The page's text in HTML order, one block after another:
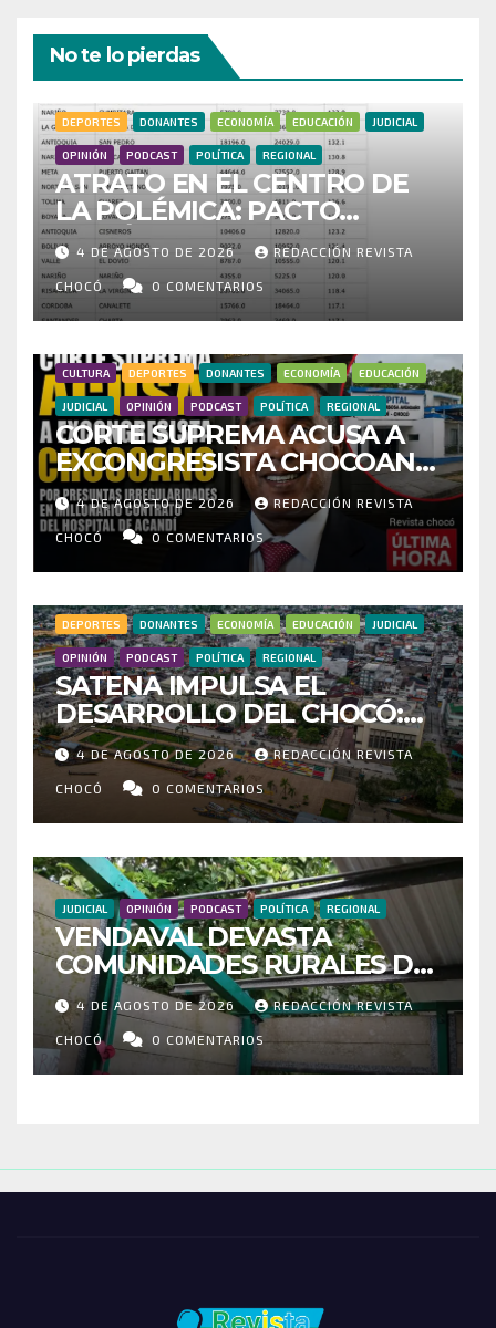
No te lo pierdas
DEPORTES DONANTES ECONOMÍA EDUCACIÓN JUDICIAL
OPINIÓN PODCAST POLÍTICA REGIONAL
ATRATO EN EL CENTRO DE
LA POLÉMICA: PACTO
HISTÓRICO CUESTIONA
CENSO ELECTORAL Y PIDE
INVESTIGAR PRESUNTO
FRAUDE
4 DE AGOSTO DE 2026 REDACCIÓN REVISTA
CHOCÓ 0 COMENTARIOS
CULTURA DEPORTES DONANTES ECONOMÍA EDUCACIÓN
JUDICIAL OPINIÓN PODCAST POLÍTICA REGIONAL
CORTE SUPREMA ACUSA A
EXCONGRESISTA CHOCOANO
POR PRESUNTAS
IRREGULARIDADES EN
MILLONARIO CONTRATO DEL
HOSPITAL DE ACANDÍ
4 DE AGOSTO DE 2026 REDACCIÓN REVISTA
CHOCÓ 0 COMENTARIOS
DEPORTES DONANTES ECONOMÍA EDUCACIÓN JUDICIAL
OPINIÓN PODCAST POLÍTICA REGIONAL
SATENA IMPULSA EL
DESARROLLO DEL CHOCÓ:
MÁS DE 35 MIL PASAJEROS
MOVILIZADOS Y NUEVAS
RUTAS FORTALECEN LA
CONECTIVIDAD
4 DE AGOSTO DE 2026 REDACCIÓN REVISTA
CHOCÓ 0 COMENTARIOS
JUDICIAL OPINIÓN PODCAST POLÍTICA REGIONAL
VENDAVAL DEVASTA
COMUNIDADES RURALES DE
RIOSUCIO: ESCUELAS,
VIVIENDAS Y CEMENTERIO
ENTRE LOS AFECTADOS
4 DE AGOSTO DE 2026 REDACCIÓN REVISTA
CHOCÓ 0 COMENTARIOS